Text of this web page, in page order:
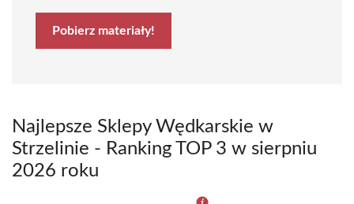
Pobierz materiały!
Najlepsze Sklepy Wędkarskie w
Strzelinie - Ranking TOP 3 w sierpniu
2026 roku